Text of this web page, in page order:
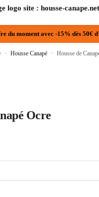
du moment avec -15% dès 50€
» Housse Canapé » Housse de
Ocre